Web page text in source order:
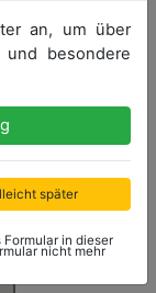
an, um über
und besondere
später
in dieser
nicht mehr